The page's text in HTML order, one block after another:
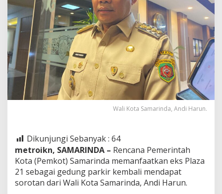
Wali Kota Samarinda, Andi Harun.
Dikunjungi Sebanyak : 64
metroikn, SAMARINDA – Rencana Pemerintah
Kota (Pemkot) Samarinda memanfaatkan eks Plaza
21 sebagai gedung parkir kembali mendapat
sorotan dari Wali Kota Samarinda, Andi Harun.